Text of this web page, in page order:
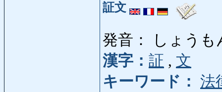
証文
発音： しょうも
漢字： 証 , 文
キーワード： 法